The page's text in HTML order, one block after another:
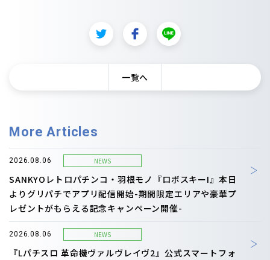
一覧へ
More Articles
2026.08.06 NEWS
SANKYOレトロパチンコ・羽根モノ『ロボスキーI』本日
よりグリパチでアプリ配信開始-期間限定エリアや豪華プ
レゼントがもらえる記念キャンペーン開催-
2026.08.06 NEWS
『Lパチスロ 革命機ヴァルヴレイヴ2』公式スマートフォ